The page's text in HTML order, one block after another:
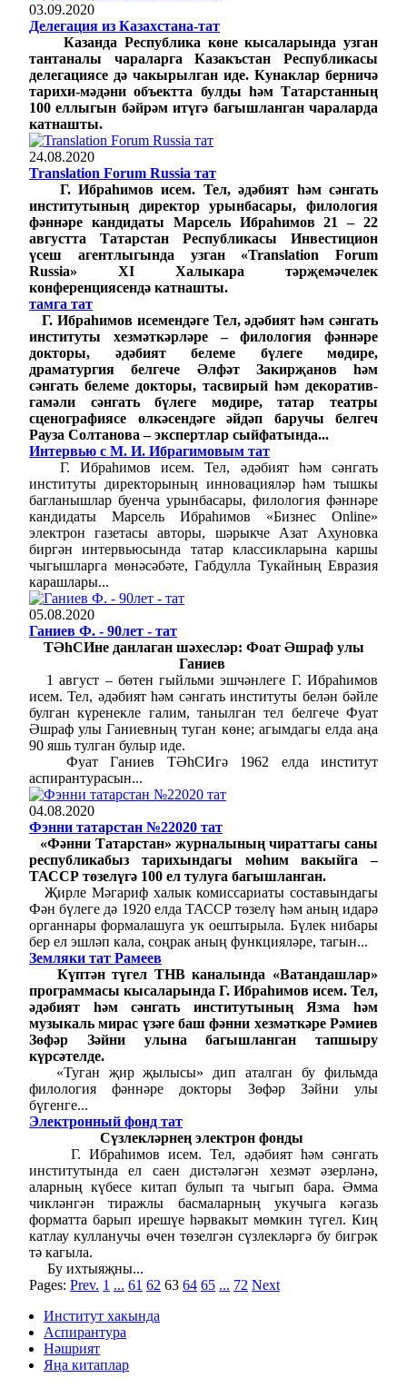
03.09.2020
Делегация из Казахстана-тат
Казанда Республика көне кысаларында узган
тантаналы чараларга Казакъстан Республикасы
делегациясе дә чакырылган иде. Кунаклар берничә
тарихи-мәдәни объектта булды һәм Татарстанның
100 еллыгын бәйрәм итүгә багышланган чараларда
катнашты.
24.08.2020
Translation Forum Russia тат
Г. Ибраһимов исем. Тел, әдәбият һәм сәнгать
институтының директор урынбасары, филология
фәннәре кандидаты Марсель Ибраһимов 21 – 22
августта Татарстан Республикасы Инвестицион
үсеш агентлыгында узган «Translation Forum
Russia» XI Халыкара тәрҗемәчелек
конференциясендә катнашты.
тамга тат
Г. Ибраһимов исемендәге Тел, әдәбият һәм сәнгать
институты хезмәткәрләре – филология фәннәре
докторы, әдәбият белеме бүлеге мөдире,
драматургия белгече Әлфәт Закирҗанов һәм
сәнгать белеме докторы, тасвирый һәм декоратив-
гамәли сәнгать бүлеге мөдире, татар театры
сценографиясе өлкәсендәге әйдәп баручы белгеч
Рауза Солтанова – экспертлар сыйфатында...
Интервью с М. И. Ибрагимовым тат
Г. Ибраһимов исем. Тел, әдәбият һәм сәнгать
институты директорының инновацияләр һәм тышкы
багланышлар буенча урынбасары, филология фәннәре
кандидаты Марсель Ибраһимов «Бизнес Online»
электрон газетасы авторы, шәрыкче Азат Ахуновка
биргән интервьюсында татар классикларына каршы
чыгышларга мөнәсәбәте, Габдулла Тукайның Евразия
карашлары...
05.08.2020
Ганиев Ф. - 90лет - тат
ТӘһСИне данлаган шәхесләр: Фоат Әшраф улы
Ганиев
1 август – бөтен гыйльми эшчәнлеге Г. Ибраһимов
исем. Тел, әдәбият һәм сәнгать институты белән бәйле
булган күренекле галим, танылган тел белгече Фуат
Әшраф улы Ганиевның туган көне; агымдагы елда аңа
90 яшь тулган булыр иде.
Фуат Ганиев ТӘһСИгә 1962 елда институт
аспирантурасын...
04.08.2020
Фэнни татарстан №22020 тат
«Фәнни Татарстан» журналының чираттагы саны
республикабыз тарихындагы мөһим вакыйга –
ТАССР төзелүгә 100 ел тулуга багышланган.
Җирле Мәгариф халык комиссариаты составындагы
Фән бүлеге дә 1920 елда ТАССР төзелү һәм аның идарә
органнары формалашуга ук оештырыла. Бүлек нибары
бер ел эшләп кала, соңрак аның функцияләре, тагын...
Земляки тат Рамеев
Күптән түгел ТНВ каналында «Ватандашлар»
программасы кысаларында Г. Ибраһимов исем. Тел,
әдәбият һәм сәнгать институтының Язма һәм
музыкаль мирас үзәге баш фәнни хезмәткәре Рәмиев
Зөфәр Зәйни улына багышланган тапшыру
күрсәтелде.
«Туган җир җылысы» дип аталган бу фильмда
филология фәннәре докторы Зөфәр Зәйни улы
бүгенге...
Электронный фонд тат
Сүзлекләрнең электрон фонды
Г. Ибраһимов исем. Тел, әдәбият һәм сәнгать
институтында ел саен дистәләгән хезмәт әзерләнә,
аларның күбесе китап булып та чыгып бара. Әмма
чикләнгән тиражлы басмаларның укучыга кәгазь
форматта барып ирешүе һәрвакыт мөмкин түгел. Киң
катлау кулланучы өчен төзелгән сүзлекләргә бу бигрәк
тә кагыла.
Бу ихтыяҗны...
Pages: Prev. 1 ... 61 62 63 64 65 ... 72 Next
Институт хакында
Аспирантура
Нәшрият
Яңа китаплар